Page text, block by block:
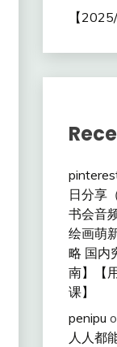
【
日分享
书会音
绘画萌
略 国内
南】【
课】
penipu
人人都